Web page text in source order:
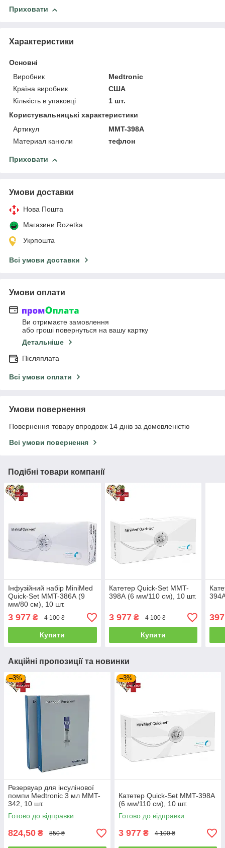
Приховати
Характеристики
Основні
Виробник
Medtronic
Країна виробник
США
Кількість в упаковці
1 шт.
Користувальницькі характеристики
Артикул
MMT-398А
Материал канюли
тефлон
Приховати
Умови доставки
Нова Пошта
Магазини Rozetka
Укрпошта
Всі умови доставки
Умови оплати
Ви отримаєте замовлення
або гроші повернуться на вашу картку
Детальніше
Післяплата
Всі умови оплати
Умови повернення
Повернення товару впродовж 14 днів за домовленістю
Всі умови повернення
Подібні товари компанії
Інфузійний набір MiniMed
Quick-Set MMT-386А (9
мм/80 см), 10 шт.
3 977 ₴ 4 100 ₴
Купити
Катетер Quick-Set MMT-
398А (6 мм/110 см), 10 шт.
3 977₴ 4 100 ₴
Купити
Акційні пропозиції та новинки
–3%
Резервуар для інсулінової
помпи Medtronic 3 мл MMT-
342, 10 шт.
Готово до відправки
824,50 ₴ 850 ₴
–3%
Катетер Quick-Set MMT-398А
(6 мм/110 см), 10 шт.
Готово до відправки
3 977 ₴ 4 100 ₴